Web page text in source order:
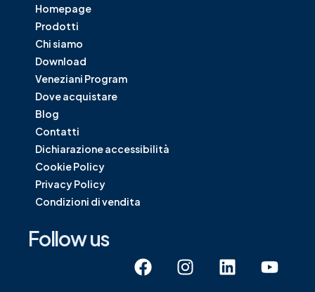
Homepage
Prodotti
Chi siamo
Download
Veneziani Program
Dove acquistare
Blog
Contatti
Dichiarazione accessibilità
Cookie Policy
Privacy Policy
Condizioni di vendita
Follow us